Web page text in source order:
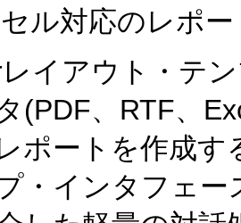
ル対応のレポ
イアウト・テ
(PDF、RTF、
ポートを作成
・インタフェ